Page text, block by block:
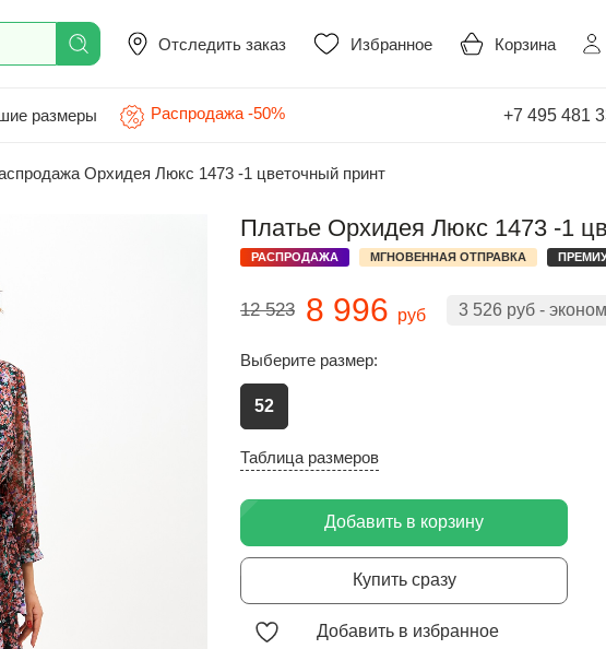
Отследить заказ Избранное Корзина
размеры Распродажа -50% +7 495 481
Орхидея Люкс 1473 -1 цветочный принт
Платье Орхидея Люкс 1473 -1
РАСПРОДАЖА МГНОВЕННАЯ ОТПРАВКА
12 523 8 996 руб 3 526 руб -
Выберите размер:
52
Таблица размеров
Добавить в корзину
Купить сразу
Добавить в избранное